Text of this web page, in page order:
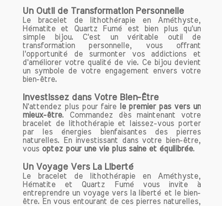
Un Outil de Transformation Personnelle
Le bracelet de lithothérapie en Améthyste,
Hématite et Quartz Fumé est bien plus qu'un
simple bijou. C'est un véritable outil de
transformation personnelle, vous offrant
l'opportunité de surmonter vos addictions et
d'améliorer votre qualité de vie. Ce bijou devient
un symbole de votre engagement envers votre
bien-être.
Investissez dans Votre Bien-Être
N'attendez plus pour faire
le premier pas vers un
mieux-être. Commandez dès maintenant votre
bracelet de lithothérapie et laissez-vous porter
par les énergies bienfaisantes des pierres
naturelles. En investissant dans votre bien-être,
vous optez pour une vie plus saine et équilibrée.
Un Voyage Vers La Liberté
Le bracelet de lithothérapie en Améthyste,
Hématite et Quartz Fumé vous invite à
entreprendre un voyage vers la liberté et le bien-
être. En vous entourant de ces pierres naturelles,